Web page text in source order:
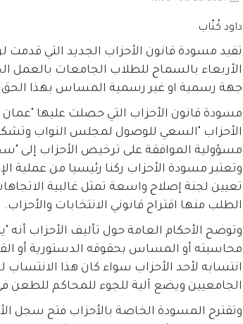
داود كُتّاب
تفيد مسودة قانون الأحزاب الجديد التي قدمت
الأربعاء بالسماح للطلاب الجامعات بالعمل
جهة رسمية او غير رسمية المساس بهذا الحق
الأحزاب "السعي للوصول لمجلس النواب
مسؤولية الموافقة على ترخيص الأحزاب إلى
وتعتبر مسودة الأحزاب ركنا رئيسيا من عملية
تعيين لجنة إصلاح واسعة تمثل غالبية
الطلب منها اقتراح قانوني الانتخابات والأحزاب.
وتوضح الأحكام العامة حول تأليف الأحزاب
محاسبته أو المساس بحقوقه الدستورية أو
انتسابه لأحد الأحزاب سواء كان هذا
الجامعيين ويضع آلية للجوء للمحاكم للطعن في
وتقترح المسودة الخاصة بالأحزاب فتح سجل